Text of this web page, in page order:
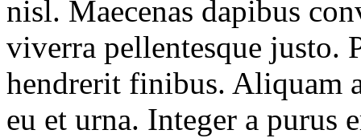
nisl. Maecenas dapibus
viverra pellentesque justo.
hendrerit finibus. Aliquam
eu et urna. Integer a purus